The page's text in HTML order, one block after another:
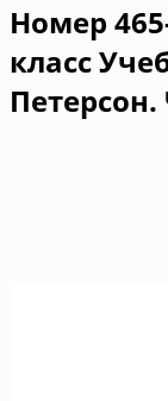
Номер
класс
Петерсон.